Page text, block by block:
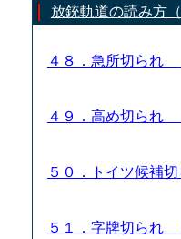
放銃軌道の読み方
４８．急所切られ
４９．高め切られ
５０．トイツ候補
５１．字牌切られ